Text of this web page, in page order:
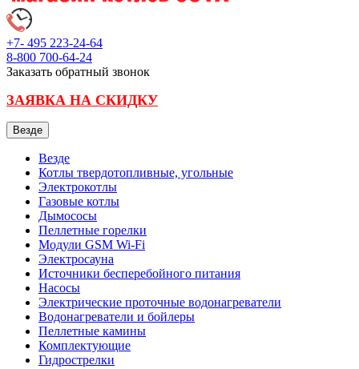
+7- 495 223-24-64
8-800 700-64-24
Заказать обратный звонок
ЗАЯВКА НА СКИДКУ
Везде
Везде
Котлы твердотопливные, угольные
Электрокотлы
Газовые котлы
Дымососы
Пеллетные горелки
Модули GSM Wi-Fi
Электросауна
Источники бесперебойного питания
Насосы
Электрические проточные водонагреватели
Водонагреватели и бойлеры
Пеллетные камины
Комплектующие
Гидрострелки